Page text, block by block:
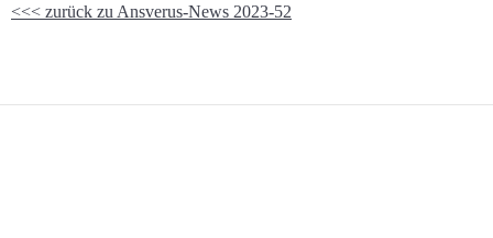
<<< zurück zu Ansverus-News 2023-52